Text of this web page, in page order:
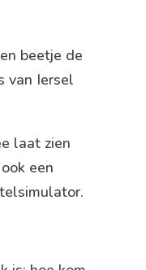
beetje de
van Iersel
laat zien
een